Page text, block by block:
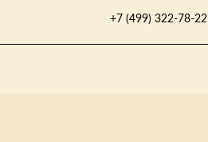
+7 (499) 322-78-22